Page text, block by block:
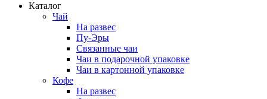
Каталог
Чай
На развес
Пу-Эры
Связанные чаи
Чаи в подарочной упаковке
Чаи в картонной упаковке
Кофе
На развес